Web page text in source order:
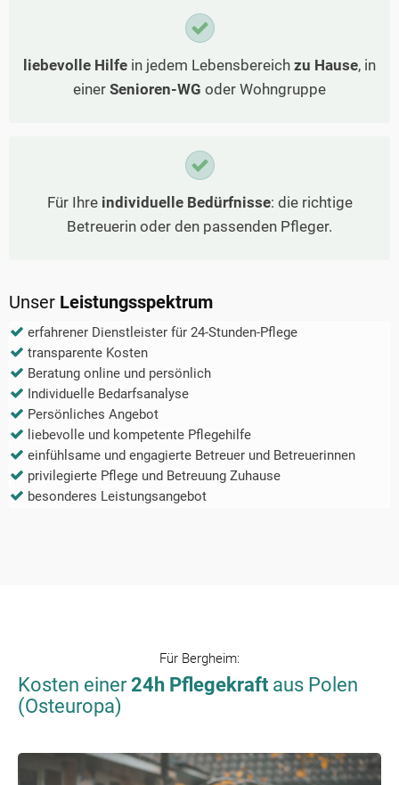
liebevolle Hilfe in jedem Lebensbereich zu Hause, in
einer Senioren-WG oder Wohngruppe
Für Ihre individuelle Bedürfnisse: die richtige
Betreuerin oder den passenden Pfleger.
Unser Leistungsspektrum
erfahrener Dienstleister für 24-Stunden-Pflege
transparente Kosten
Beratung online und persönlich
Individuelle Bedarfsanalyse
Persönliches Angebot
liebevolle und kompetente Pflegehilfe
einfühlsame und engagierte Betreuer und Betreuerinnen
privilegierte Pflege und Betreuung Zuhause
besonderes Leistungsangebot
Für Bergheim:
Kosten einer24h Pflegekraft aus Polen
(Osteuropa)